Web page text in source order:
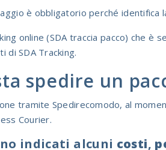
è obbligatorio perché
online (SDA traccia pacco) che è
di SDA Tracking.
spedire un
tramite Spedirecomodo, al
Courier.
indicati alcuni costi,